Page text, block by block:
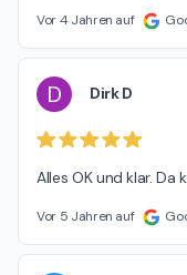
Vor 4 Jahren auf
D Dirk D
Alles OK und klar. Da
Vor 5 Jahren auf